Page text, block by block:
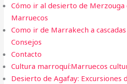
Cómo ir al desierto de
Marruecos
Como ir de Marrakech a
Consejos
Contacto
Cultura marroquí:Marruecos
Desierto de Agafay: Excursiones